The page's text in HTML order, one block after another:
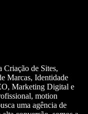
Criação de Sites,
Marcas, Identidade
Marketing Digital e
motion
uma agência de